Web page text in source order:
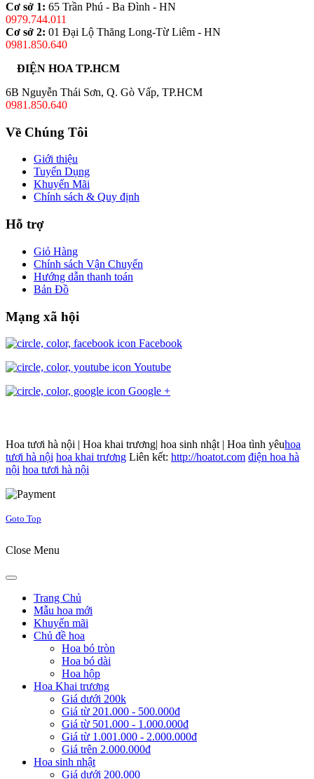
Cơ sở 1: 65 Trần Phú - Ba Đình - HN
0979.744.011
Cơ sở 2: 01 Đại Lộ Thăng Long-Từ Liêm - HN
0981.850.640
ĐIỆN HOA TP.HCM
6B Nguyễn Thái Sơn, Q. Gò Vấp, TP.HCM
0981.850.640
Về Chúng Tôi
Giới thiệu
Tuyển Dụng
Khuyến Mãi
Chính sách & Quy định
Hỗ trợ
Giỏ Hàng
Chính sách Vận Chuyển
Hướng dẫn thanh toán
Bản Đồ
Mạng xã hội
Facebook
Youtube
Google +
Hoa tươi hà nội | Hoa khai trương| hoa sinh nhật | Hoa tình yêuhoa
tươi hà nội hoa khai trương Liên kết: http://hoatot.com điện hoa hà
nội hoa tươi hà nội
Goto Top
Close Menu
Trang Chủ
Mẫu hoa mới
Khuyến mãi
Chủ đề hoa
Hoa bó tròn
Hoa bó dài
Hoa hộp
Hoa Khai trương
Giá dưới 200k
Giá từ 201.000 - 500.000đ
Giá từ 501.000 - 1.000.000đ
Giá từ 1.001.000 - 2.000.000đ
Giá trên 2.000.000đ
Hoa sinh nhật
Giá dưới 200.000